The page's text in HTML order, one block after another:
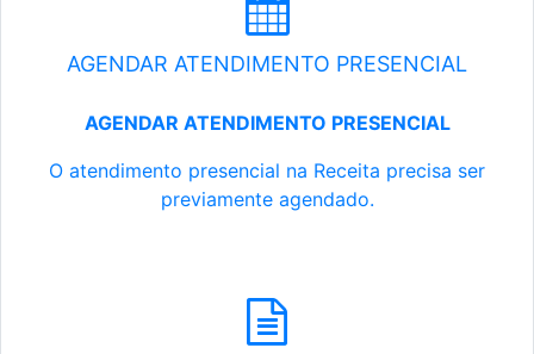
AGENDAR ATENDIMENTO PRESENCIAL
AGENDAR ATENDIMENTO PRESENCIAL
O atendimento presencial na Receita precisa ser
previamente agendado.